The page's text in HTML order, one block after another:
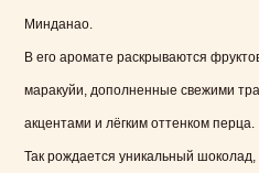
Минданао.
В его аромате раскрываются
маракуйи, дополненные свежими
акцентами и лёгким оттенком перца.
Так рождается уникальный